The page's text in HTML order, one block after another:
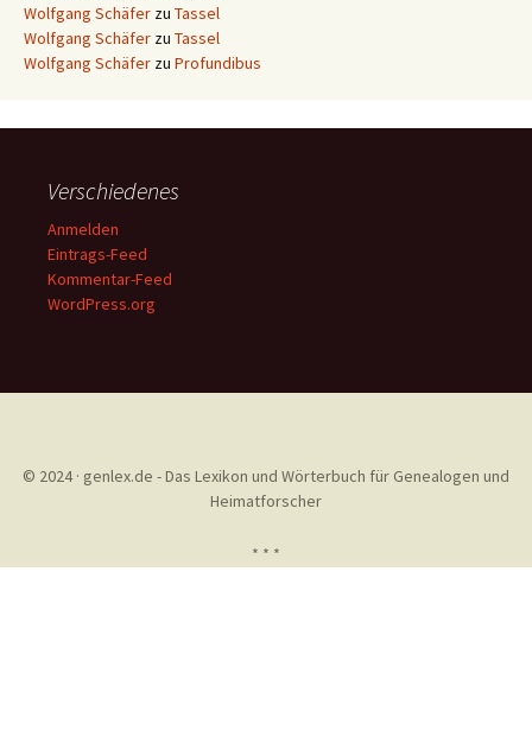
Wolfgang Schäfer zu Tassel
Wolfgang Schäfer zu Tassel
Wolfgang Schäfer zu Profundibus
Verschiedenes
Anmelden
Eintrags-Feed
Kommentar-Feed
WordPress.org
© 2024 · genlex.de - Das Lexikon und Wörterbuch für Genealogen und
Heimatforscher
* * *